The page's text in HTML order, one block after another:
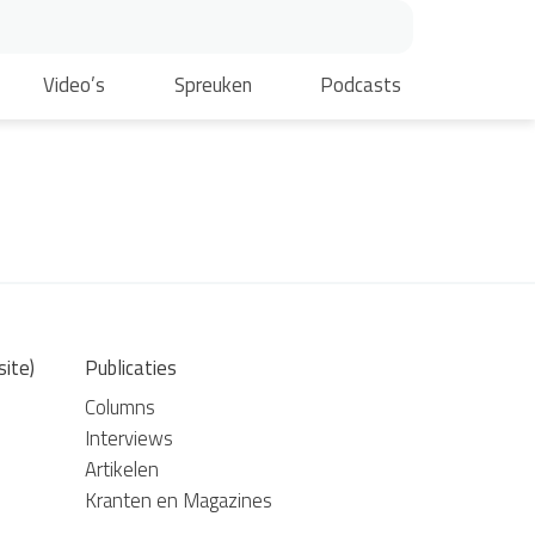
Video’s Spreuken Podcasts
Publicaties
Columns
Interviews
Artikelen
Kranten en Magazines